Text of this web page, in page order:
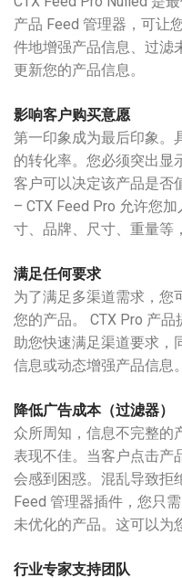
产品 Feed 管理器，可让
件地增强产品信息、过滤
更新您的产品信息。
影响客户购买意愿
第一印象成为最后印象。
的转化率。您必须突出显
客户可以决定该产品是否
– CTX Feed Pro 允许您
寸、品牌、尺寸、重量等
满足任何要求
为了满足多渠道需求，您
您的产品。 CTX Pro 产
助您快速满足渠道要求，
信息或动态增强产品信息。
降低广告成本（过滤器）
众所周知，信息不完整的
表现不佳。当客户点击产
会感到困惑。混乱导致拒
Feed 管理器插件，您只
未优化的产品。这可以为
行业专家支持团队